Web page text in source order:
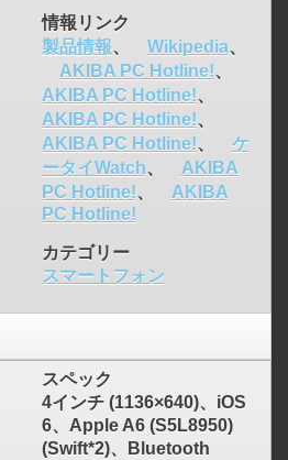
情報リンク
製品情報、 Wikipedia、
AKIBA PC Hotline!、
AKIBA PC Hotline!、
AKIBA PC Hotline!、
AKIBA PC Hotline!、
ケ
ータイWatch、
AKIBA
PC Hotline!、
AKIBA
PC Hotline!
カテゴリー
スマートフォン
スペック
4インチ (1136×640)、iOS
6、Apple A6 (S5L8950)
(Swift*2)、Bluetooth